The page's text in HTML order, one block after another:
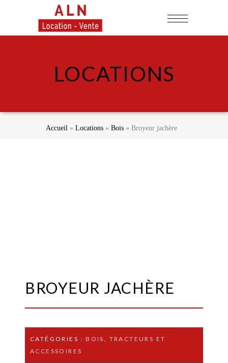
LOCATIONS
Accueil» Locations» Bois» Broyeur jachère
BROYEUR JACHÈRE
CATÉGORIES :BOIS
TRACTEURS ET
ACCESSOIRES